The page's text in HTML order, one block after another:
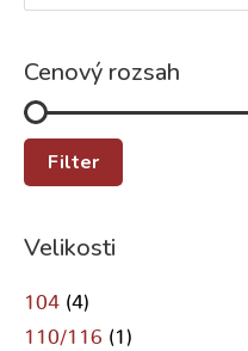
Cenový rozsah
Filter
Velikosti
104 (4)
110/116 (1)